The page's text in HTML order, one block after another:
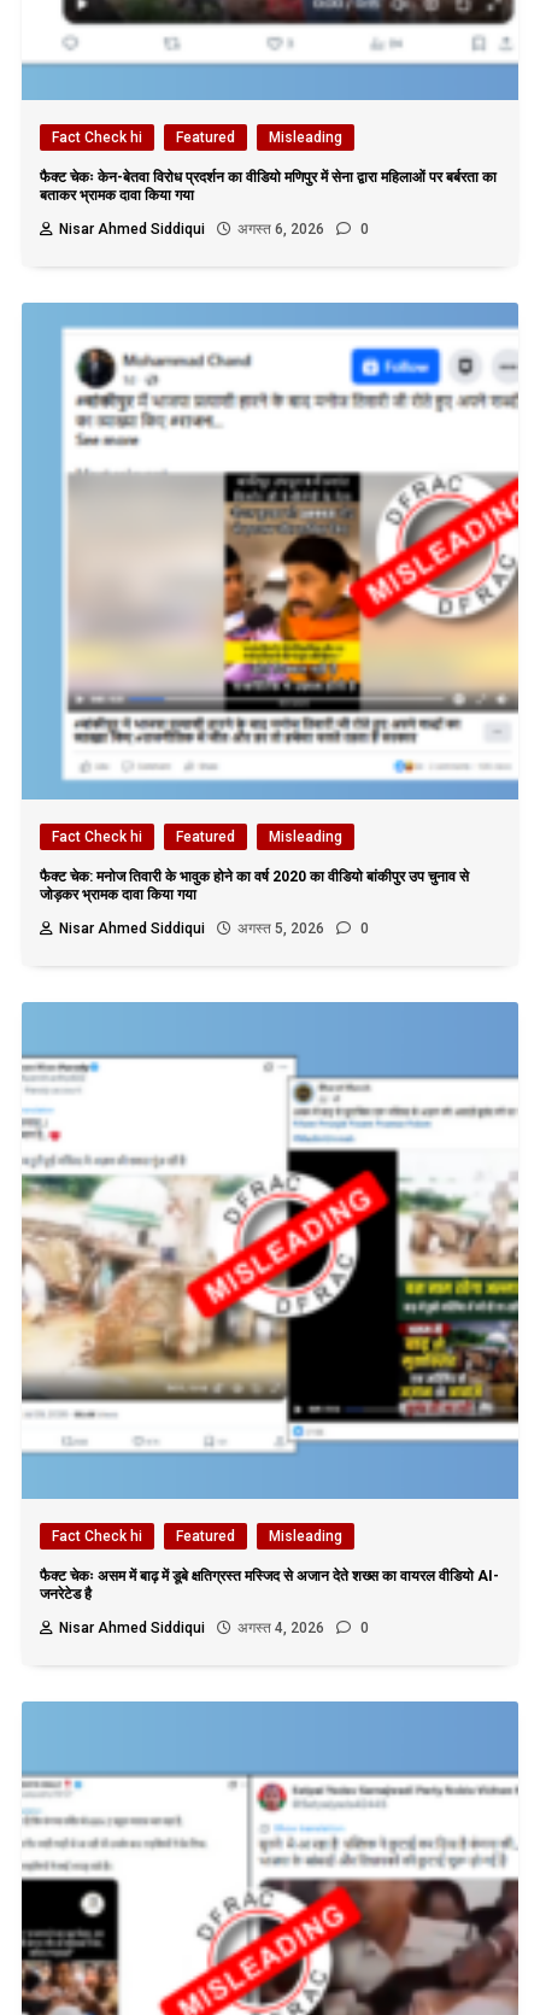
Fact Check hi Featured Misleading
फैक्ट चेकः केन-बेतवा विरोध प्रदर्शन का वीडियो मणिपुर में सेना द्वारा महिलाओं पर बर्बरता का
बताकर भ्रामक दावा किया गया
Nisar Ahmed Siddiqui
अगस्त 6, 2026 0
Fact Check hi Featured Misleading
फैक्ट चेक: मनोज तिवारी के भावुक होने का वर्ष 2020 का वीडियो बांकीपुर उप चुनाव से
जोड़कर भ्रामक दावा किया गया
Nisar Ahmed Siddiqui
अगस्त 5, 2026 0
Fact Check hi Featured Misleading
फैक्ट चेकः असम में बाढ़ में डूबे क्षतिग्रस्त मस्जिद से अजान देते शख्स का वायरल वीडियो AI-
जनरेटेड है
Nisar Ahmed Siddiqui
अगस्त 4, 2026 0